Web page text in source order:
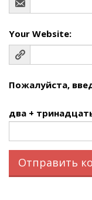
Your Website:
Пожалуйста,
два +